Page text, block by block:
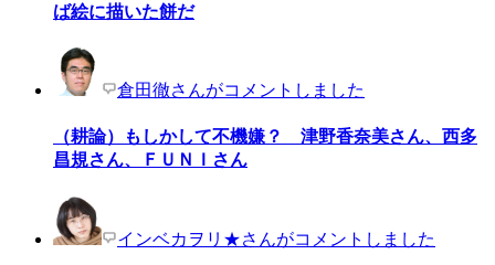
ば絵に描いた餅だ
倉田徹さんがコメントしました
（耕論）もしかして不機嫌？ 津野香奈美さん、西多
昌規さん、ＦＵＮＩさん
インベカヲリ★さんがコメントしました